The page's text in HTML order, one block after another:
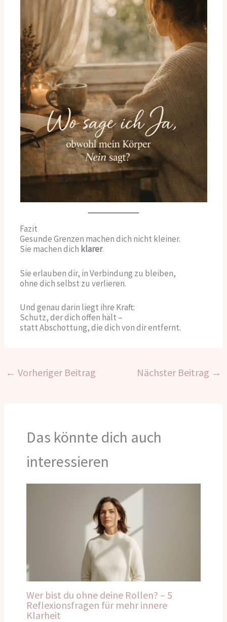
Fazit
Gesunde Grenzen machen dich nicht kleiner.
Sie machen dich klarer.
Sie erlauben dir, in Verbindung zu bleiben,
ohne dich selbst zu verlieren.
Und genau darin liegt ihre Kraft:
Schutz, der dich offen hält –
statt Abschottung, die dich von dir entfernt.
← Vorheriger Beitrag Nächster Beitrag →
Das könnte dich auch
interessieren
Wer bist du ohne deine Rollen? – 5
Reflexionsfragen für mehr innere
Klarheit